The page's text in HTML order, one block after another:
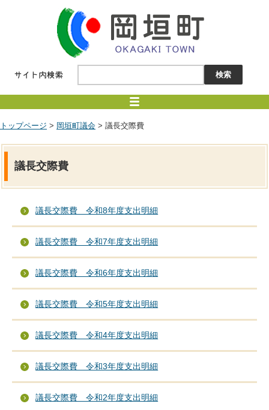
トップページ > 岡垣町議会 > 議長交際費
議長交際費
議長交際費 令和8年度支出明細
議長交際費 令和7年度支出明細
議長交際費 令和6年度支出明細
議長交際費 令和5年度支出明細
議長交際費 令和4年度支出明細
議長交際費 令和3年度支出明細
議長交際費 令和2年度支出明細